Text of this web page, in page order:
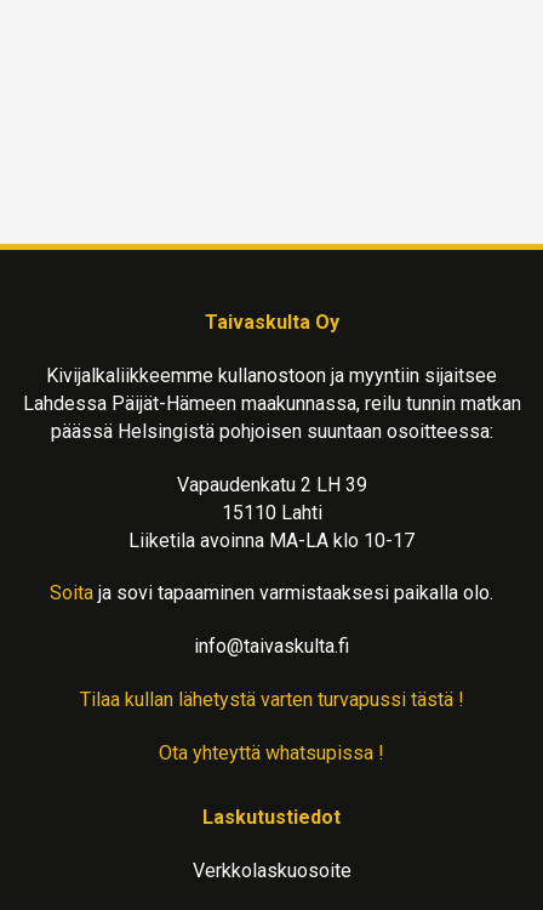
Taivaskulta Oy
Kivijalkaliikkeemme kullanostoon ja myyntiin sijaitsee
Lahdessa Päijät-Hämeen maakunnassa, reilu tunnin matkan
päässä Helsingistä pohjoisen suuntaan osoitteessa:
Vapaudenkatu 2 LH 39
15110 Lahti
Liiketila avoinna MA-LA klo 10-17
Soita ja sovi tapaaminen varmistaaksesi paikalla olo.
info@taivaskulta.fi
Tilaa kullan lähetystä varten turvapussi tästä !
Ota yhteyttä whatsupissa !
Laskutustiedot
Verkkolaskuosoite